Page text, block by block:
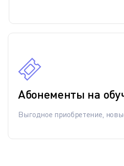
Абонементы на
Выгодное приобретение,